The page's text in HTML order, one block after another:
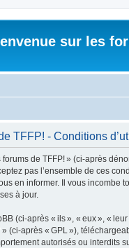
sur les
TFFP! - Conditions
de TFFP! » (ci-après
pas l’ensemble de ces
en informer. Il vous incombe
à jour.
(ci-après « ils », « eux », «
» (ci-après « GPL »),
autorisés ou interdits